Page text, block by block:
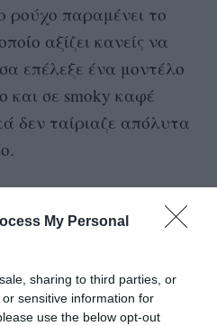
My Personal
sharing to third parties, or
sensitive information for
use the below opt-out
ρούχο παραμένει το
αξίζει κανείς να
επέλεξε ένα μοντέλο
και σε smoky καφέ
δεν ταίριαζε απόλυτα
πραγματική επιτυχία
Βεατρίκη ανέδειξε
από εκείνα τα ρούχα
ούτε απογοητεύουν όσα